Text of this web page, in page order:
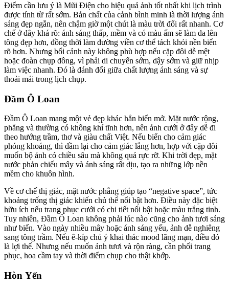
Điểm cần lưu ý là Mũi Điện cho hiệu quả ảnh tốt nhất khi lịch trình
được tính từ rất sớm. Bản chất của cảnh bình minh là thời lượng ánh
sáng đẹp ngắn, nên chậm giờ một chút là màu trời đổi rất nhanh. Cơ
chế ở đây khá rõ: ánh sáng thấp, mềm và có màu ấm sẽ làm da lên
tông đẹp hơn, đồng thời làm đường viền cơ thể tách khỏi nền biển
rõ hơn. Nhưng bối cảnh này không phù hợp nếu cặp đôi dễ mệt
hoặc đoàn chụp đông, vì phải di chuyển sớm, dậy sớm và giữ nhịp
làm việc nhanh. Đó là đánh đổi giữa chất lượng ánh sáng và sự
thoải mái trong lịch chụp.
Đầm Ô Loan
Đầm Ô Loan mang một vẻ đẹp khác hẳn biển mở. Mặt nước rộng,
phẳng và thường có không khí tĩnh hơn, nên ảnh cưới ở đây dễ đi
theo hướng trầm, thơ và giàu chất Việt. Nếu biển cho cảm giác
phóng khoáng, thì đầm lại cho cảm giác lắng hơn, hợp với cặp đôi
muốn bộ ảnh có chiều sâu mà không quá rực rỡ. Khi trời đẹp, mặt
nước phản chiếu mây và ánh sáng rất dịu, tạo ra những lớp nền
mềm cho khuôn hình.
Về cơ chế thị giác, mặt nước phẳng giúp tạo “negative space”, tức
khoảng trống thị giác khiến chủ thể nổi bật hơn. Điều này đặc biệt
hữu ích nếu trang phục cưới có chi tiết nổi bật hoặc màu trắng tinh.
Tuy nhiên, Đầm Ô Loan không phải lúc nào cũng cho ảnh tươi sáng
như biển. Vào ngày nhiều mây hoặc ánh sáng yếu, ảnh dễ nghiêng
sang tông trầm. Nếu ê-kíp chủ ý khai thác mood lãng mạn, điều đó
là lợi thế. Nhưng nếu muốn ảnh tươi và rộn ràng, cần phối trang
phục, hoa cầm tay và thời điểm chụp cho thật khớp.
Hòn Yến